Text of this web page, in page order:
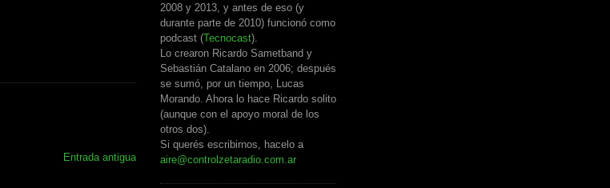
Entrada antigua
2008 y 2013, y antes de eso (y
durante parte de 2010) funcionó como
podcast (Tecnocast).
Lo crearon Ricardo Sametband y
Sebastián Catalano en 2006; después
se sumó, por un tiempo, Lucas
Morando. Ahora lo hace Ricardo solito
(aunque con el apoyo moral de los
otros dos).
Si querés escribirnos, hacelo a
aire@controlzetaradio.com.ar